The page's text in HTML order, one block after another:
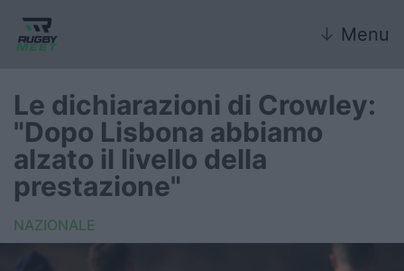
↓ Menu
Nazionale
Nazionali giovanili
Rugby Sevens
Le dichiarazioni di Crowley:
"Dopo Lisbona abbiamo
alzato il livello della
prestazione"
NAZIONALE